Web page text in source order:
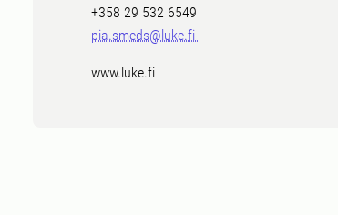
+358 29 532 6549
pia.smeds@luke.fi
www.luke.fi